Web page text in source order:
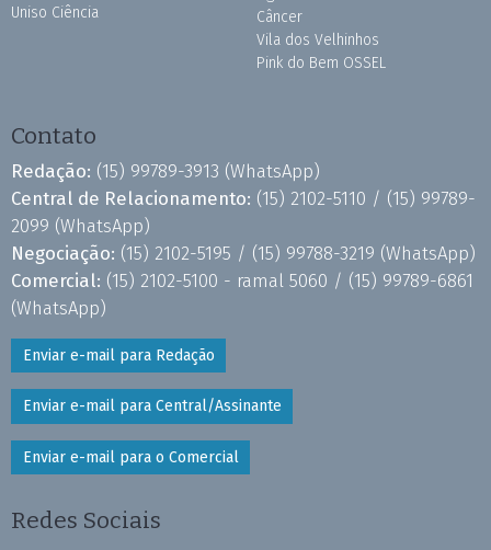
Uniso Ciência
Câncer
Vila dos Velhinhos
Pink do Bem OSSEL
Contato
Redação: (15) 99789-3913 (WhatsApp)
Central de Relacionamento: (15) 2102-5110 / (15) 99789-
2099 (WhatsApp)
Negociação: (15) 2102-5195 / (15) 99788-3219 (WhatsApp)
Comercial: (15) 2102-5100 - ramal 5060 / (15) 99789-6861
(WhatsApp)
Enviar e-mail para Redação
Enviar e-mail para Central/Assinante
Enviar e-mail para o Comercial
Redes Sociais